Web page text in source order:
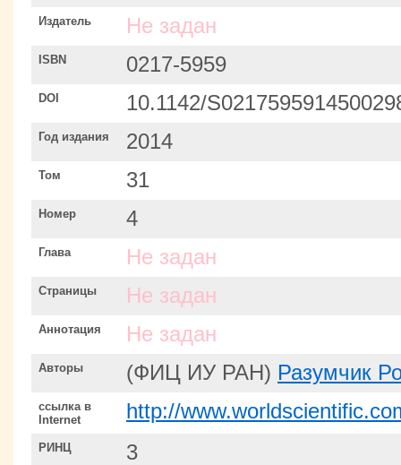
Издатель Не задан
ISBN 0217-5959
DOI 10.1142/
Год издания 2014
Том 31
Номер 4
Глава Не задан
Страницы Не задан
Аннотация Не задан
Авторы (ФИЦ ИУ РАН) Разумчик
ссылка в
Internet
http://
РИНЦ 3